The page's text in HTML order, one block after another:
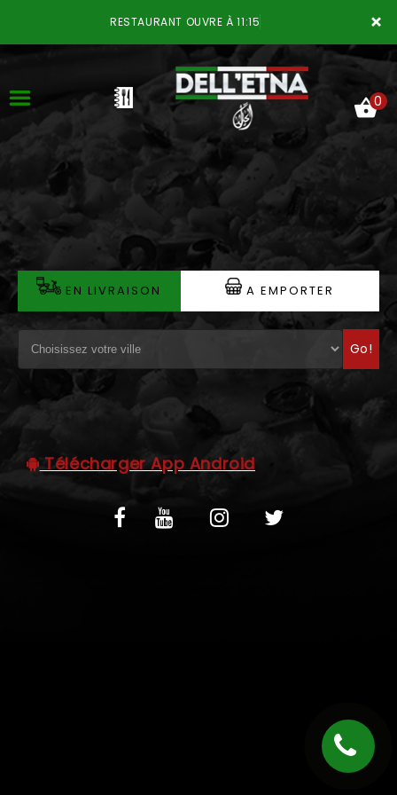
×
RESTAURANT OUVRE À 11:15
ACCUEIL
LA CARTE
VOTRE COMPTE
NOTRE RESTAURANT
VOS AVIS
MENTIONS LÉGALES
0
EN LIVRAISON A EMPORTER
Go!
Télécharger App Android